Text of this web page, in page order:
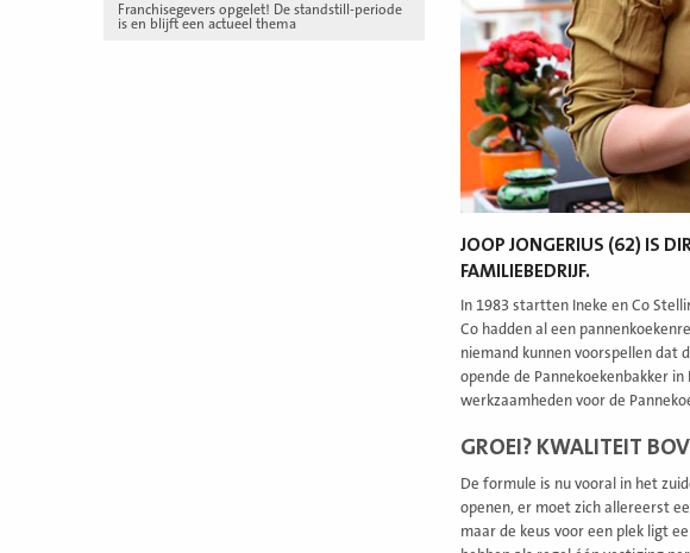
Franchisegevers opgelet! De standstill-periode
is en blijft een actueel thema
JOOP JONGERIUS (62) IS
FAMILIEBEDRIJF.
In 1983 startten Ineke en Co
Co hadden al een
niemand kunnen voorspellen dat
opende de Pannekoekenbakker
werkzaamheden voor de
GROEI? KWALITEIT
De formule is nu vooral in het
openen, er moet zich allereerst
maar de keus voor een plek ligt